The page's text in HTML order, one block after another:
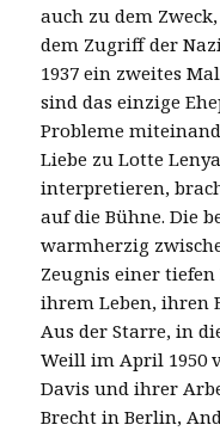
auch zu dem
dem Zugriff der
1937 ein zweites
sind das einzige
Probleme
Liebe zu Lotte
interpretieren,
auf die Bühne. Die
warmherzig
Zeugnis einer
ihrem Leben, ihren
Aus der Starre, in
Weill im April 1950
Davis und ihrer
Brecht in Berlin,